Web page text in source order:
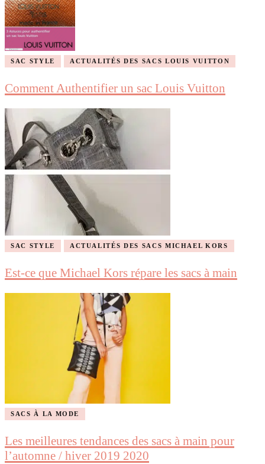
SAC STYLE ACTUALITÉS DES SACS LOUIS VUITTON
Comment Authentifier un sac Louis Vuitton
SAC STYLE ACTUALITÉS DES SACS MICHAEL KORS
Est-ce que Michael Kors répare les sacs à main
SACS À LA MODE
Les meilleures tendances des sacs à main pour
l’automne / hiver 2019 2020